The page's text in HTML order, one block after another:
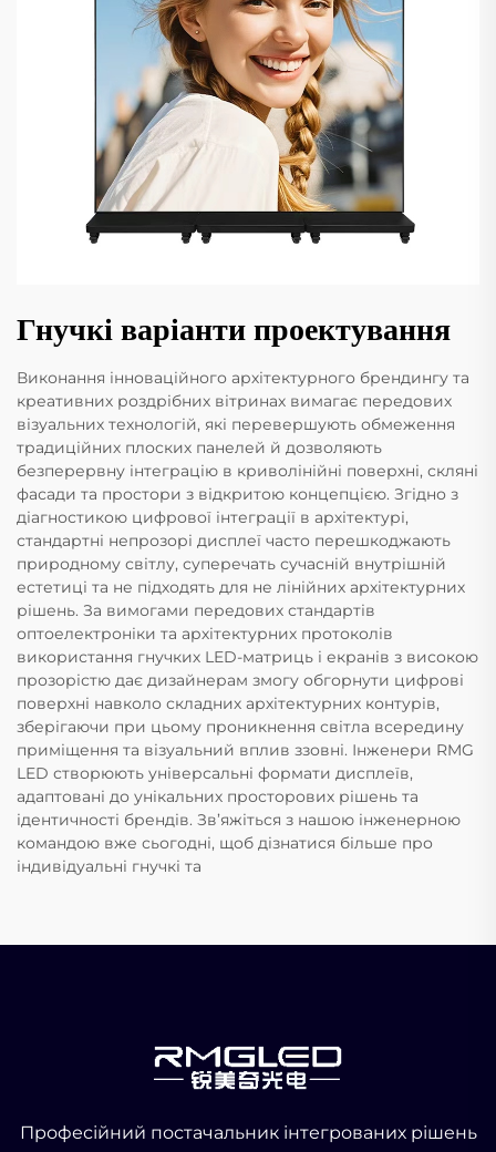
Гнучкі варіанти проектування
Виконання інноваційного архітектурного брендингу та
креативних роздрібних вітринах вимагає передових
візуальних технологій, які перевершують обмеження
традиційних плоских панелей й дозволяють
безперервну інтеграцію в криволінійні поверхні, скляні
фасади та простори з відкритою концепцією. Згідно з
діагностикою цифрової інтеграції в архітектурі,
стандартні непрозорі дисплеї часто перешкоджають
природному світлу, суперечать сучасній внутрішній
естетиці та не підходять для не лінійних архітектурних
рішень. За вимогами передових стандартів
оптоелектроніки та архітектурних протоколів
використання гнучких LED-матриць і екранів з високою
прозорістю дає дизайнерам змогу обгорнути цифрові
поверхні навколо складних архітектурних контурів,
зберігаючи при цьому проникнення світла всередину
приміщення та візуальний вплив ззовні. Інженери RMG
LED створюють універсальні формати дисплеїв,
адаптовані до унікальних просторових рішень та
ідентичності брендів. Зв’яжіться з нашою інженерною
командою вже сьогодні, щоб дізнатися більше про
індивідуальні гнучкі та
Професійний постачальник інтегрованих рішень